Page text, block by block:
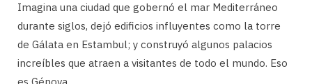
Imagina una ciudad que gobernó el mar Mediterráneo
durante siglos, dejó edificios influyentes como la torre
de Gálata en Estambul; y construyó algunos palacios
increíbles que atraen a visitantes de todo el mundo. Eso